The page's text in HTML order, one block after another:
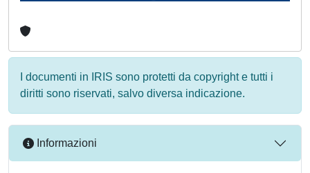
I documenti in IRIS sono protetti da copyright e tutti i
diritti sono riservati, salvo diversa indicazione.
Informazioni